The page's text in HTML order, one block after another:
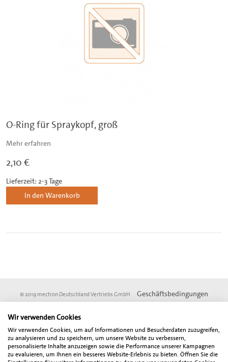
O-Ring für Spraykopf, groß
Mehr erfahren
2,10 €
Lieferzeit: 2-3 Tage
In den Warenkorb
© 2019 mectron Deutschland Vertriebs GmbH
Geschäftsbedingungen
Fundgrube. Alle angegebenen Preise sind Netto-Preise und verstehen sich zzgl.
der gesetzlich gültigen Mehrwertsteuer. Der Gesamtbetrag inklusive
Mehrwertsteuer wird bei Abschluß der Bestellung gesondert ausgewiesen.
Wir verwenden Cookies
Wir verwenden Cookies, um auf Informationen und Besucherdaten zuzugreifen,
zu analysieren und zu speichern, um unsere Website zu verbessern,
personalisierte Inhalte anzuzeigen sowie die Performance unserer Kampagnen
zu evaluieren, um Ihnen ein besseres Website-Erlebnis zu bieten. Öffnen Sie die